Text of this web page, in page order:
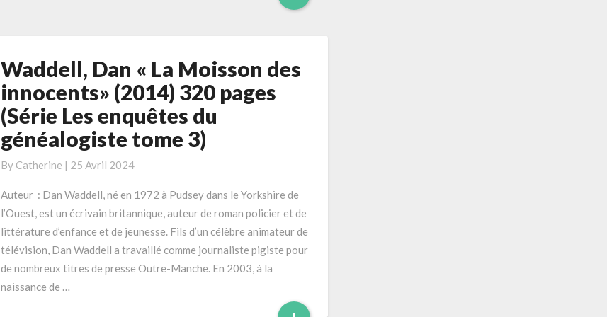
More
Waddell,
Dan
«
La
Moisson
des
innocents»
(2014)
320
pages
enquêtes
du
Waddell, Dan « La Moisson des
innocents» (2014) 320 pages
(Série Les enquêtes du
généalogiste tome 3)
By Catherine | 25 Avril 2024
Auteur : Dan Waddell, né en 1972 à Pudsey dans le Yorkshire de
l’Ouest, est un écrivain britannique, auteur de roman policier et de
littérature d’enfance et de jeunesse. Fils d’un célèbre animateur de
télévision, Dan Waddell a travaillé comme journaliste pigiste pour
de nombreux titres de presse Outre-Manche. En 2003, à la
naissance de …